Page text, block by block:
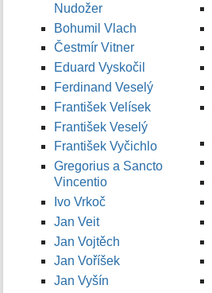
Nudožer
Bohumil Vlach
Čestmír Vitner
Eduard Vyskočil
Ferdinand Veselý
František Velísek
František Veselý
František Vyčichlo
Gregorius a Sancto
Vincentio
Ivo Vrkoč
Jan Veit
Jan Vojtěch
Jan Voříšek
Jan Vyšín